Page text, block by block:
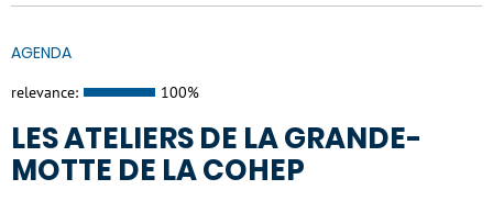
AGENDA
relevance: 100%
LES ATELIERS DE LA GRANDE-
MOTTE DE LA COHEP